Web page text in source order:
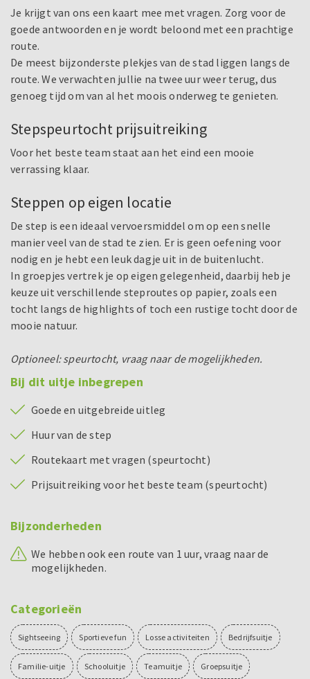
Je krijgt van ons een kaart mee met vragen. Zorg voor de
goede antwoorden en je wordt beloond met een prachtige
route.
De meest bijzonderste plekjes van de stad liggen langs de
route. We verwachten jullie na twee uur weer terug, dus
genoeg tijd om van al het moois onderweg te genieten.
Stepspeurtocht prijsuitreiking
Voor het beste team staat aan het eind een mooie
verrassing klaar.
Steppen op eigen locatie
De step is een ideaal vervoersmiddel om op een snelle
manier veel van de stad te zien. Er is geen oefening voor
nodig en je hebt een leuk dagje uit in de buitenlucht.
In groepjes vertrek je op eigen gelegenheid, daarbij heb je
keuze uit verschillende steproutes op papier, zoals een
tocht langs de highlights of toch een rustige tocht door de
mooie natuur.
Optioneel: speurtocht, vraag naar de mogelijkheden.
Bij dit uitje inbegrepen
Goede en uitgebreide uitleg
Huur van de step
Routekaart met vragen (speurtocht)
Prijsuitreiking voor het beste team (speurtocht)
Bijzonderheden
We hebben ook een route van 1 uur, vraag naar de
mogelijkheden.
Categorieën
Sightseeing Sportieve fun Losse activiteiten Bedrijfsuitje
Familie-uitje Schooluitje Teamuitje Groepsuitje